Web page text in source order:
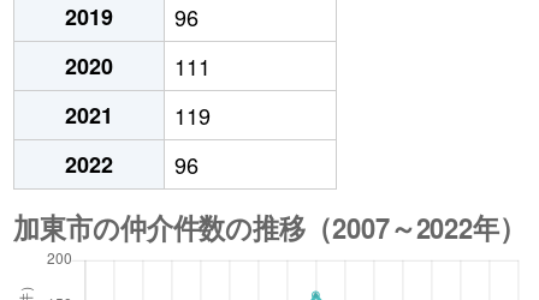
2019
96
2020
111
2021
119
2022
96